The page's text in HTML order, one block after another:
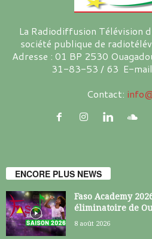
La Radiodiffusion Télévision
société publique de
Adresse : 01 BP 2530
31-83-53 / 63 E-
Contact:
ENCORE PLUS NEWS
Faso Academy
éliminatoire de
8 août 2026